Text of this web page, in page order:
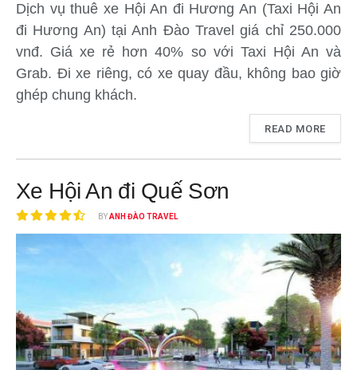
Dịch vụ thuê xe Hội An đi Hương An (Taxi Hội An
đi Hương An) tại Anh Đào Travel giá chỉ 250.000
vnđ. Giá xe rẻ hơn 40% so với Taxi Hội An và
Grab. Đi xe riêng, có xe quay đầu, không bao giờ
ghép chung khách.
READ MORE
Xe Hội An đi Quế Sơn
BYANH ĐÀO TRAVEL